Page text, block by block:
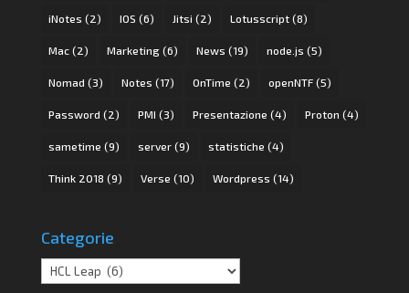
iNotes (2) IOS (6) Jitsi (2) Lotusscript(8)
Mac(2) Marketing(6) News (19) node.js (5)
Nomad (3) Notes (17) OnTime (2) openNTF(5)
Password (2) PMI (3) Presentazione (4) Proton (4)
sametime (9) server(9) statistiche (4)
Think 2018 (9) Verse (10) Wordpress (14)
Categorie
Categorie